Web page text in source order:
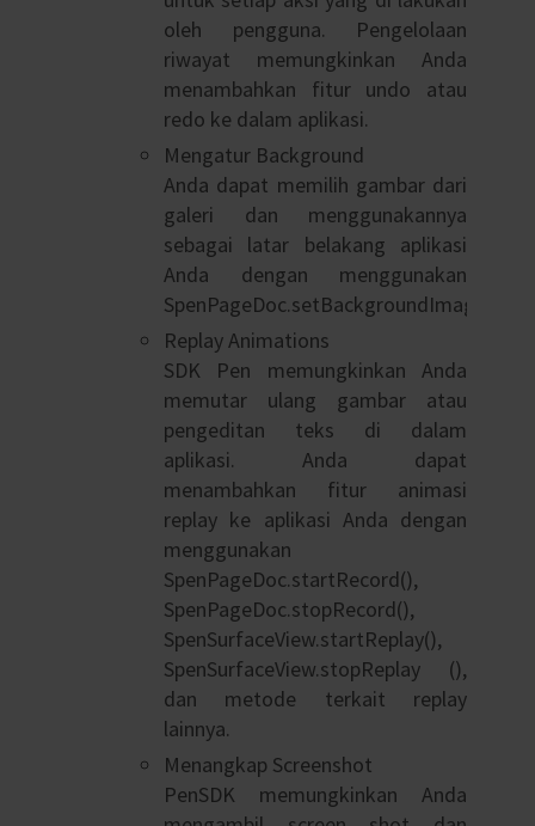
oleh pengguna. Pengelolaan
riwayat memungkinkan Anda
menambahkan fitur undo atau
redo ke dalam aplikasi.
Mengatur Background
Anda dapat memilih gambar dari
galeri dan menggunakannya
sebagai latar belakang aplikasi
Anda dengan menggunakan
SpenPageDoc.setBackgroundImage().
Replay Animations
SDK Pen memungkinkan Anda
memutar ulang gambar atau
pengeditan teks di dalam
aplikasi. Anda dapat
menambahkan fitur animasi
replay ke aplikasi Anda dengan
menggunakan
SpenPageDoc.startRecord(),
SpenPageDoc.stopRecord(),
SpenSurfaceView.startReplay(),
SpenSurfaceView.stopReplay (),
dan metode terkait replay
lainnya.
Menangkap Screenshot
PenSDK memungkinkan Anda